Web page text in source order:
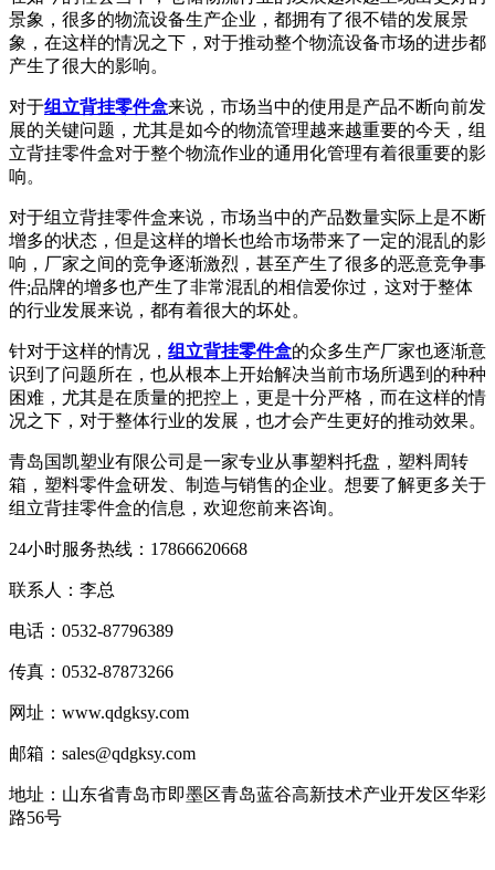
景象，很多的物流设备生产企业，都拥有了很不错的发展景
象，在这样的情况之下，对于推动整个物流设备市场的进步都
产生了很大的影响。
对于组立背挂零件盒来说，市场当中的使用是产品不断向前发
展的关键问题，尤其是如今的物流管理越来越重要的今天，组
立背挂零件盒对于整个物流作业的通用化管理有着很重要的影
响。
对于组立背挂零件盒来说，市场当中的产品数量实际上是不断
增多的状态，但是这样的增长也给市场带来了一定的混乱的影
响，厂家之间的竞争逐渐激烈，甚至产生了很多的恶意竞争事
件;品牌的增多也产生了非常混乱的相信爱你过，这对于整体
的行业发展来说，都有着很大的坏处。
针对于这样的情况， 组立背挂零件盒的众多生产厂家也逐渐意
识到了问题所在，也从根本上开始解决当前市场所遇到的种种
困难，尤其是在质量的把控上，更是十分严格，而在这样的情
况之下，对于整体行业的发展，也才会产生更好的推动效果。
青岛国凯塑业有限公司是一家专业从事塑料托盘，塑料周转
箱，塑料零件盒研发、制造与销售的企业。想要了解更多关于
组立背挂零件盒的信息，欢迎您前来咨询。
24小时服务热线：17866620668
联系人：李总
电话：0532-87796389
传真：0532-87873266
网址：www.qdgksy.com
邮箱：sales@qdgksy.com
地址：山东省青岛市即墨区青岛蓝谷高新技术产业开发区华彩
路56号